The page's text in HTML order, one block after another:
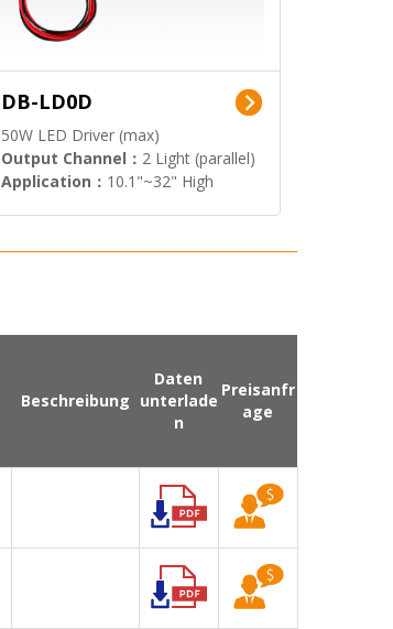
DB-LD0D
50W LED Driver (max)
Output Channel： 2 Light (parallel)
Application： 10.1"~32" High
Beschreibung
Daten
unterlade
n
Preisanfr
age